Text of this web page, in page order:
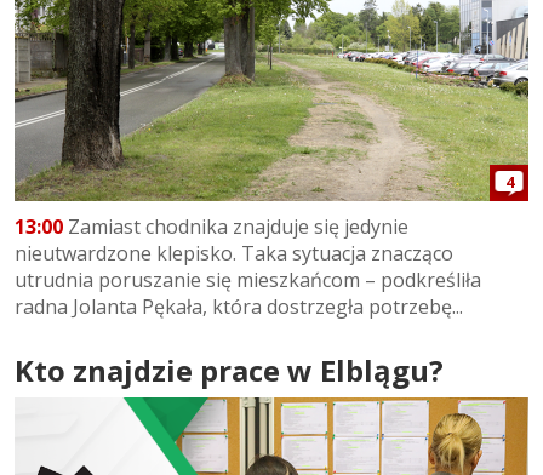
4
13:00 Zamiast chodnika znajduje się jedynie
nieutwardzone klepisko. Taka sytuacja znacząco
utrudnia poruszanie się mieszkańcom – podkreśliła
radna Jolanta Pękała, która dostrzegła potrzebę...
Kto znajdzie prace w Elblągu?